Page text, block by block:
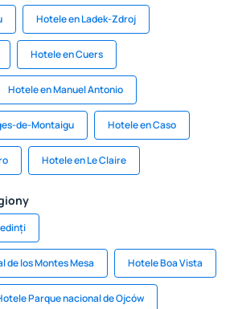
Hotele en Ladek-Zdroj
Hotele en Cuers
Hotele en Manuel Antonio
de-Montaigu Hotele en Caso
Hotele en Le Claire
de los Montes Mesa Hotele Boa Vista
Parque nacional de Ojców